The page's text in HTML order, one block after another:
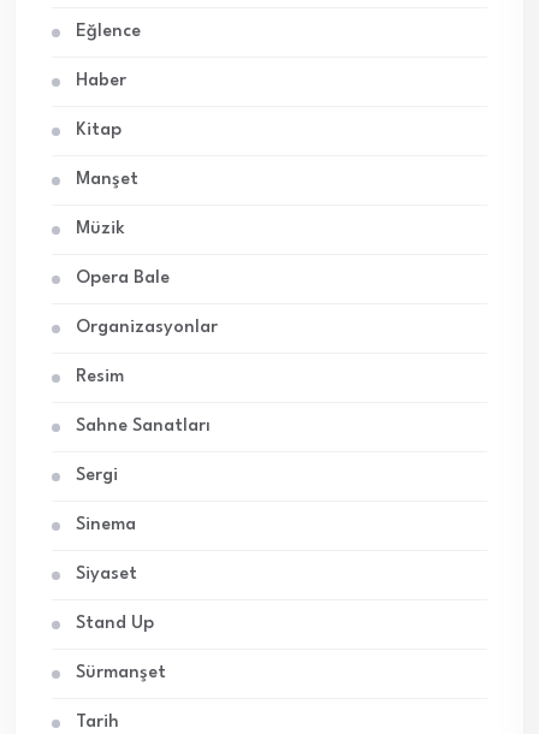
Eğlence
Haber
Kitap
Manşet
Müzik
Opera Bale
Organizasyonlar
Resim
Sahne Sanatları
Sergi
Sinema
Siyaset
Stand Up
Sürmanşet
Tarih